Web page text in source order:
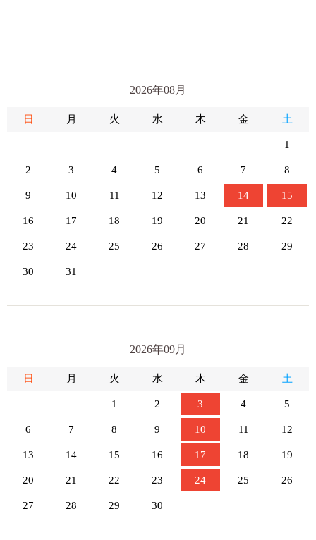
2026年08月
日 月 火 水 木 金 土
1
2 3 4 5 6 7 8
9 10 11 12 13 14 15
16 17 18 19 20 21 22
23 24 25 26 27 28 29
30 31
2026年09月
日 月 火 水 木 金 土
1 2 3 4 5
6 7 8 9 10 11 12
13 14 15 16 17 18 19
20 21 22 23 24 25 26
27 28 29 30